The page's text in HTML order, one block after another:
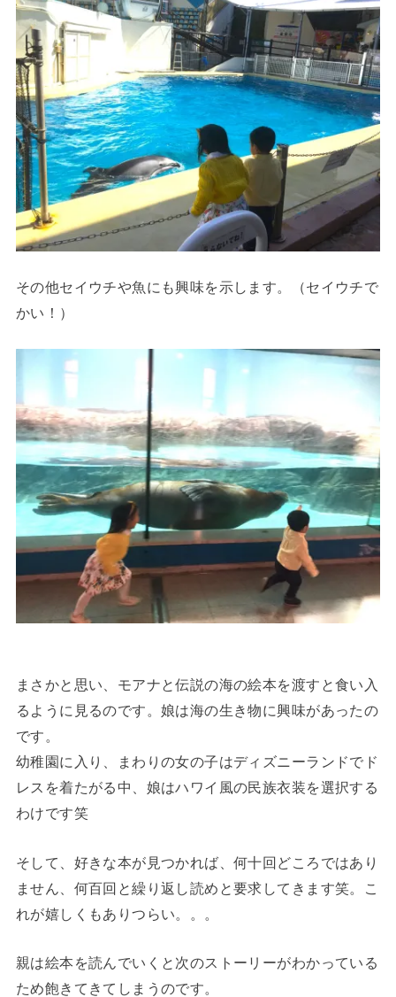
その他セイウチや魚にも興味を示します。（セイウチで
かい！）
まさかと思い、モアナと伝説の海の絵本を渡すと食い入
るように見るのです。娘は海の生き物に興味があったの
です。
幼稚園に入り、まわりの女の子はディズニーランドでド
レスを着たがる中、娘はハワイ風の民族衣装を選択する
わけです笑
そして、好きな本が見つかれば、何十回どころではあり
ません、何百回と繰り返し読めと要求してきます笑。こ
れが嬉しくもありつらい。。。
親は絵本を読んでいくと次のストーリーがわかっている
ため飽きてきてしまうのです。